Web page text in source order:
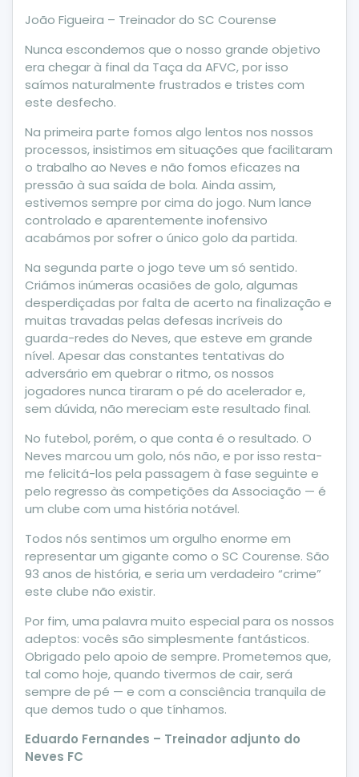
João Figueira – Treinador do SC Courense
Nunca escondemos que o nosso grande objetivo
era chegar à final da Taça da AFVC, por isso
saímos naturalmente frustrados e tristes com
este desfecho.
Na primeira parte fomos algo lentos nos nossos
processos, insistimos em situações que facilitaram
o trabalho ao Neves e não fomos eficazes na
pressão à sua saída de bola. Ainda assim,
estivemos sempre por cima do jogo. Num lance
controlado e aparentemente inofensivo
acabámos por sofrer o único golo da partida.
Na segunda parte o jogo teve um só sentido.
Criámos inúmeras ocasiões de golo, algumas
desperdiçadas por falta de acerto na finalização e
muitas travadas pelas defesas incríveis do
guarda-redes do Neves, que esteve em grande
nível. Apesar das constantes tentativas do
adversário em quebrar o ritmo, os nossos
jogadores nunca tiraram o pé do acelerador e,
sem dúvida, não mereciam este resultado final.
No futebol, porém, o que conta é o resultado. O
Neves marcou um golo, nós não, e por isso resta-
me felicitá-los pela passagem à fase seguinte e
pelo regresso às competições da Associação — é
um clube com uma história notável.
Todos nós sentimos um orgulho enorme em
representar um gigante como o SC Courense. São
93 anos de história, e seria um verdadeiro “crime”
este clube não existir.
Por fim, uma palavra muito especial para os nossos
adeptos: vocês são simplesmente fantásticos.
Obrigado pelo apoio de sempre. Prometemos que,
tal como hoje, quando tivermos de cair, será
sempre de pé — e com a consciência tranquila de
que demos tudo o que tínhamos.
Eduardo Fernandes – Treinador adjunto do
Neves FC